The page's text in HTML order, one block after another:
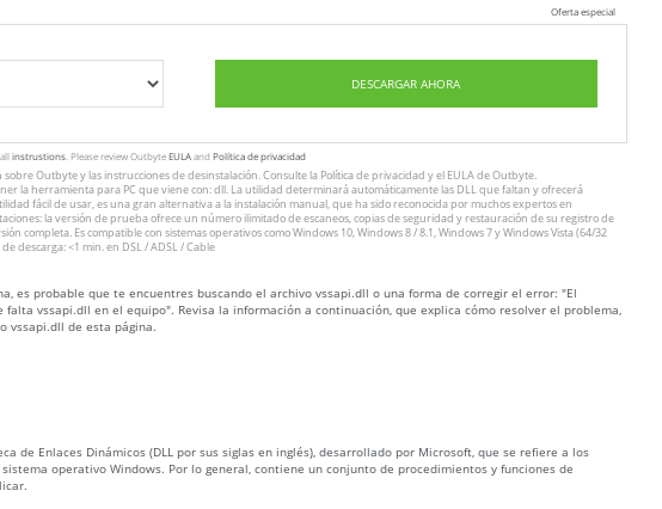
Oferta especial
DESCARGAR AHORA
instrustions . Please review OutbyteEULAandPolítica de privacidad
sobreOutbytey las instruccionesde desinstalación. Consultela Política de privacidad y el EULAde Outbyte.
la herramienta para PC que viene con: dll. La utilidad determinará automáticamente las DLL que faltan y ofrecerá
fácil de usar, es una gran alternativa a la instalación manual, que ha sido reconocida por muchos expertos en
la versión de prueba ofrece un número ilimitado de escaneos, copias de seguridad y restauración de su registro de
completa. Es compatible con sistemas operativos como Windows 10, Windows 8 / 8.1, Windows 7 y Windows Vista (64/32
descarga: <1 min. en DSL / ADSL / Cable
es probable que te encuentres buscando el archivo vssapi.dll o una forma de corregir el error: "El
vssapi.dll en el equipo". Revisa la información a continuación, que explica cómo resolver el problema,
vssapi.dll de esta página.
de Enlaces Dinámicos (DLL por sus siglas en inglés), desarrollado por Microsoft, que se refiere a los
operativo Windows. Por lo general, contiene un conjunto de procedimientos y funciones de